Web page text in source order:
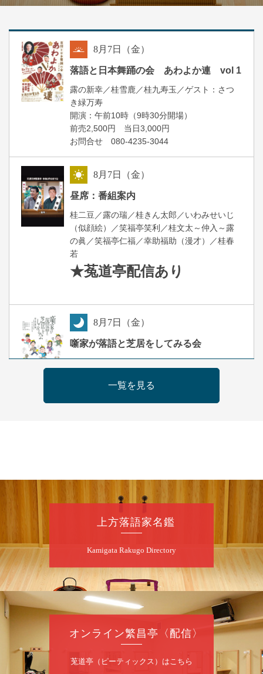
8月 7日（金）
落語と日本舞踊の会 あわよか連 vol 1
露の新幸／桂雪鹿／桂九寿玉／ゲスト：さつ
き緑万寿
開演：午前10時（9時30分開場）
前売2,500円 当日3,000円
お問合せ 080-4235-3044
8月 7日（金）
昼席：番組案内
桂二豆／露の瑞／桂きん太郎／いわみせいじ
（似顔絵）／笑福亭笑利／桂文太～仲入～露
の眞／笑福亭仁福／幸助福助（漫才）／桂春
若
★菟道亭配信あり
8月 7日（金）
噺家が落語と芝居をしてみる会
桂米之助／桂団治郎／桂弥太郎／桂米舞／是
開演：午後6時30分（6時開場）全席指定
前売3,500円 当日4,000円
日（土）
第2回 智之介・力造 二人会
笑福亭智之介「昭和任侠伝」「天王寺詣り」
／桂力造「桃太郎」「本膳」／桂二豆「開口
一番」
開演：午前10時（9時30分
開場 ）
前売2,000円 当日 2,500円
お問合せ：智之介・力造 二人会事務局 090-
昼
一覧を見る
上方落語家名鑑
Kamigata Rakugo Directory
オンライン繁昌亭〈配信〉
莵道亭（ピーティックス）はこちら